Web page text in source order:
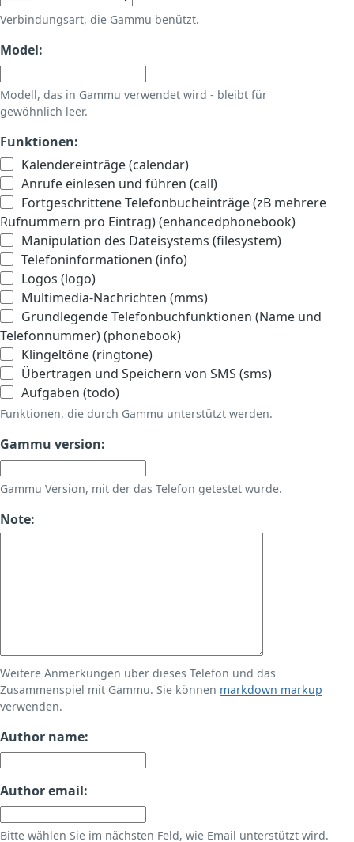
Verbindungsart, die Gammu benützt.
Model:
Modell, das in Gammu verwendet wird - bleibt für
gewöhnlich leer.
Funktionen:
Kalendereinträge (calendar)
Anrufe einlesen und führen (call)
Fortgeschrittene Telefonbucheinträge (zB mehrere
Rufnummern pro Eintrag) (enhancedphonebook)
Manipulation des Dateisystems (filesystem)
Telefoninformationen (info)
Logos (logo)
Multimedia-Nachrichten (mms)
Grundlegende Telefonbuchfunktionen (Name und
Telefonnummer) (phonebook)
Klingeltöne (ringtone)
Übertragen und Speichern von SMS (sms)
Aufgaben (todo)
Funktionen, die durch Gammu unterstützt werden.
Gammu version:
Gammu Version, mit der das Telefon getestet wurde.
Note:
Weitere Anmerkungen über dieses Telefon und das
Zusammenspiel mit Gammu. Sie können markdown markup
verwenden.
Author name:
Author email:
Bitte wählen Sie im nächsten Feld, wie Email unterstützt wird.